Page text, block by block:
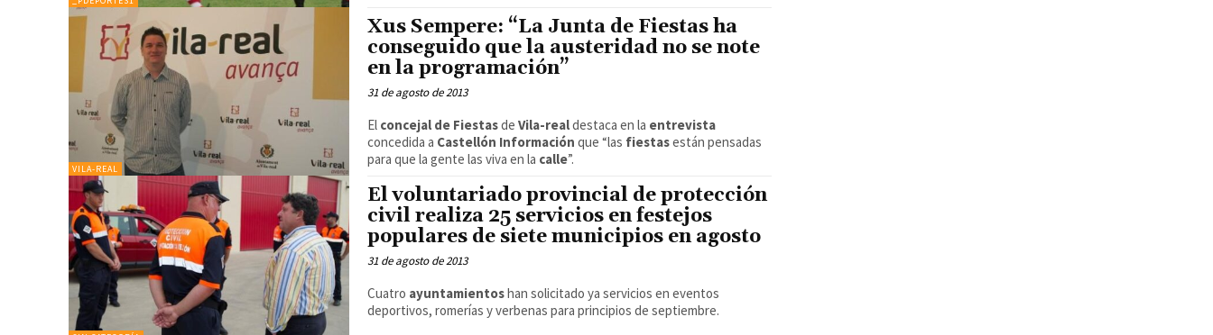
VILA-REAL
Xus Sempere: “La Junta de Fiestas ha
conseguido que la austeridad no se note
en la programación”
31 de agosto de 2013
El concejal de FiestasdeVila-realdestaca en la entrevista
concedida a Castellón Información que “las fiestasestán pensadas
para que la gente las viva en la calle”.
El voluntariado provincial de protección
civil realiza 25 servicios en festejos
populares de siete municipios en agosto
31 de agosto de 2013
Cuatro ayuntamientoshan solicitado ya servicios en eventos
deportivos, romerías y verbenas para principios de septiembre.